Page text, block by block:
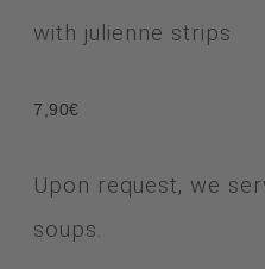
with julienne strips
7,90€
Upon request, we
soups.